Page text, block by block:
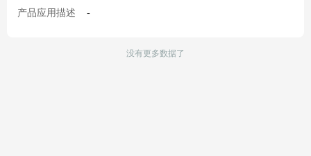
产品应用描述 -
没有更多数据了